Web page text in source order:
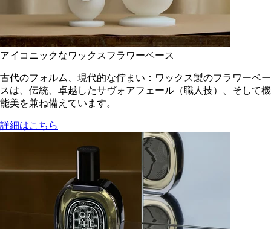
アイコニックなワックスフラワーベース
古代のフォルム、現代的な佇まい：ワックス製のフラワーベー
スは、伝統、卓越したサヴォアフェール（職人技）、そして機
能美を兼ね備えています。
詳細はこちら